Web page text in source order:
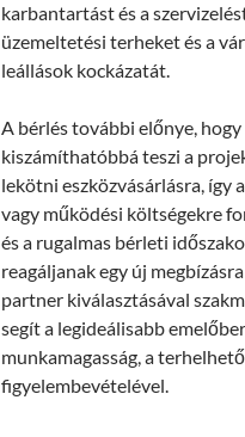
karbantartást és a
üzemeltetési terheket és a
leállások kockázatát.
A bérlés további előnye,
kiszámíthatóbbá teszi a
lekötni eszközvásárlásra, így
vagy működési költségekre
és a rugalmas bérleti
reagáljanak egy új
partner kiválasztásával
segít a legideálisabb
munkamagasság, a
figyelembevételével.